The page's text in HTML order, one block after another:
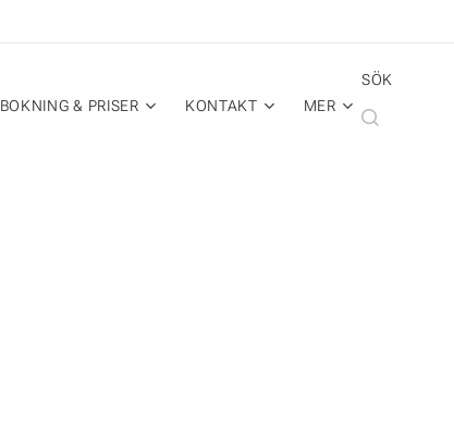
BOKNING & PRISER KONTAKT MER
SÖK